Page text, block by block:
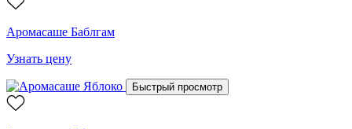
Аромасаше Баблгам
Узнать цену
Быстрый просмотр